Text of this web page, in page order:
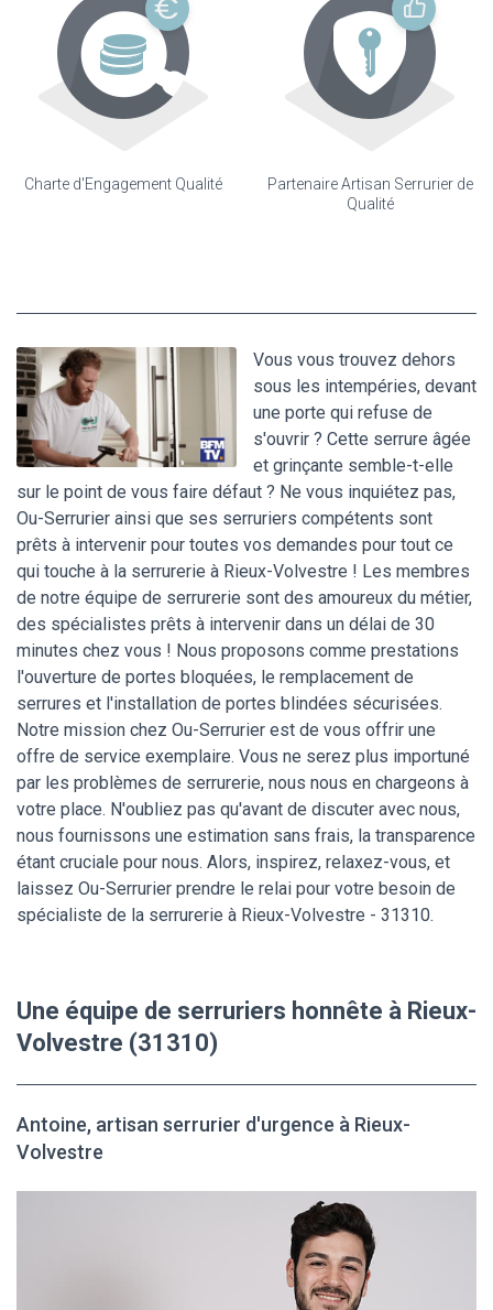
Charte d'Engagement Qualité
Partenaire Artisan Serrurier de
Qualité
Vous vous trouvez dehors
sous les intempéries, devant
une porte qui refuse de
s'ouvrir ? Cette serrure âgée
et grinçante semble-t-elle
sur le point de vous faire défaut ? Ne vous inquiétez pas,
Ou-Serrurier ainsi que ses serruriers compétents sont
prêts à intervenir pour toutes vos demandes pour tout ce
qui touche à la serrurerie à Rieux-Volvestre ! Les membres
de notre équipe de serrurerie sont des amoureux du métier,
des spécialistes prêts à intervenir dans un délai de 30
minutes chez vous ! Nous proposons comme prestations
l'ouverture de portes bloquées, le remplacement de
serrures et l'installation de portes blindées sécurisées.
Notre mission chez Ou-Serrurier est de vous offrir une
offre de service exemplaire. Vous ne serez plus importuné
par les problèmes de serrurerie, nous nous en chargeons à
votre place. N'oubliez pas qu'avant de discuter avec nous,
nous fournissons une estimation sans frais, la transparence
étant cruciale pour nous. Alors, inspirez, relaxez-vous, et
laissez Ou-Serrurier prendre le relai pour votre besoin de
spécialiste de la serrurerie à Rieux-Volvestre - 31310.
Une équipe de serruriers honnête à Rieux-
Volvestre (31310)
Antoine, artisan serrurier d'urgence à Rieux-
Volvestre